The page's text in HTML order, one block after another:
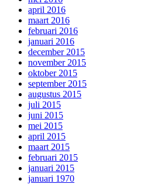
april 2016
maart 2016
februari 2016
januari 2016
december 2015
november 2015
oktober 2015
september 2015
augustus 2015
juli 2015
juni 2015
mei 2015
april 2015
maart 2015
februari 2015
januari 2015
januari 1970